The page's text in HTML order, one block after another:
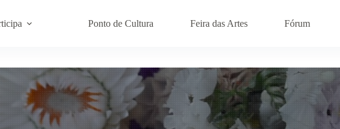
Ponto de Cultura Feira das Artes Fórum